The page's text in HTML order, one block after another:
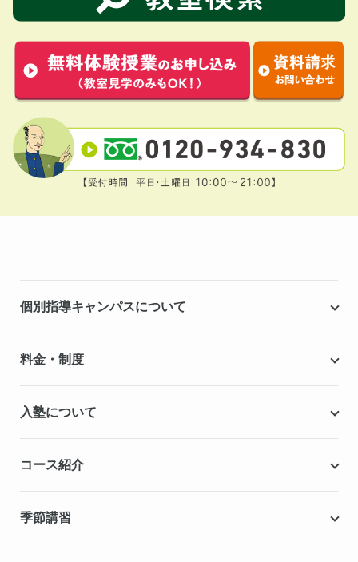
個別指導キャンパスについて
こだわりの個別指導専用教材
料金・制度
無料学力診断テスト
入塾について
無料体験授業
コース紹介
季節講習